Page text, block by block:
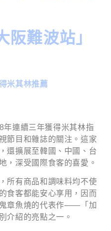
阪難波站」
米其林推薦
年連續三年獲得米其林指
節目和雜誌的關注。這家
還擴展至韓國、中國、台
，深受國際食客的喜愛。
所有商品和調味料均不使
食客都能安心享用，因而
章魚燒的代表作——「加
介紹的亮點之一。